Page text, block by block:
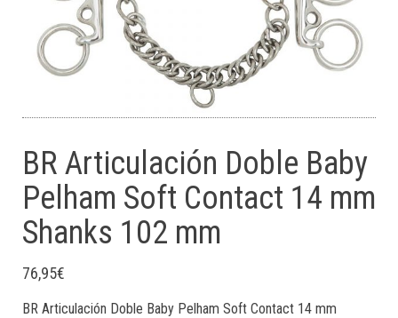
BR Articulación Doble Baby
Pelham Soft Contact 14 mm
Shanks 102 mm
76,95€
BR Articulación Doble Baby Pelham Soft Contact 14 mm